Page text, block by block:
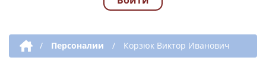
Навигация по
Дополнительная навигация
/ Персоналии / Корзюк Виктор Иванович